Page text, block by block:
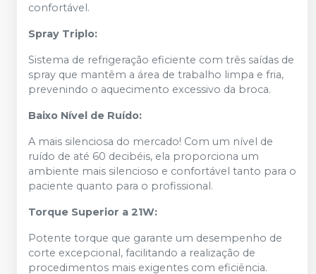
confortável.
Spray Triplo:
Sistema de refrigeração eficiente com três saídas de
spray que mantêm a área de trabalho limpa e fria,
prevenindo o aquecimento excessivo da broca.
Baixo Nível de Ruído:
A mais silenciosa do mercado! Com um nível de
ruído de até 60 decibéis, ela proporciona um
ambiente mais silencioso e confortável tanto para o
paciente quanto para o profissional.
Torque Superior a 21W:
Potente torque que garante um desempenho de
corte excepcional, facilitando a realização de
procedimentos mais exigentes com eficiência.